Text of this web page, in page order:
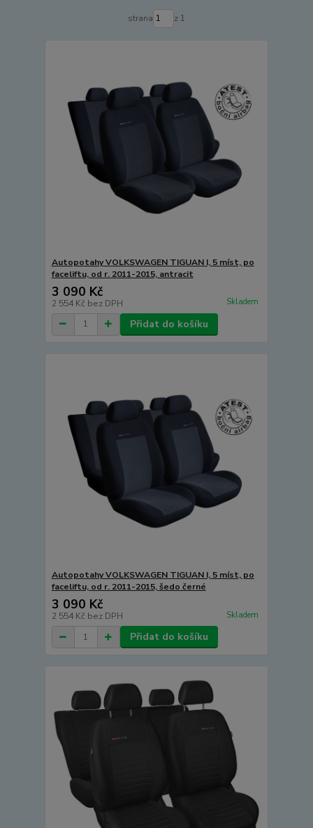
strana z 1
Autopotahy VOLKSWAGEN TIGUAN I, 5 míst, po
faceliftu, od r. 2011-2015, antracit
3 090 Kč
2 554 Kč bez DPH Skladem
Přidat do košíku
Autopotahy VOLKSWAGEN TIGUAN I, 5 míst, po
faceliftu, od r. 2011-2015, šedo černé
3 090 Kč
2 554 Kč bez DPH Skladem
Přidat do košíku